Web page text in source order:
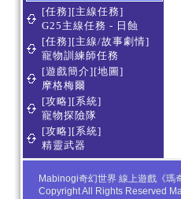
[任務][主線任務]
G25主線任務 - 日蝕
[任務][主線/故事劇情]
寵物訓練師任務
[遊戲簡介][地圖]
摩格梅爾
[攻略][系統]
寵物探險隊
[攻略][系統]
精靈武器
Mabinogi奇幻世界 線上遊戲《瑪
Copyright All Rights Reserved